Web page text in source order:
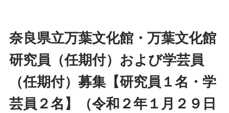
奈良県立万葉文化館・万葉文化館
研究員（任期付）および学芸員
（任期付）募集【研究員１名・学
芸員２名】（令和２年１月２９日